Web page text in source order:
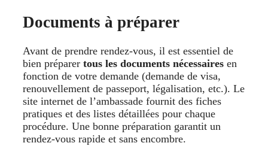
Documents à préparer
Avant de prendre rendez-vous, il est essentiel de
bien préparer tous les documents nécessaires en
fonction de votre demande (demande de visa,
renouvellement de passeport, légalisation, etc.). Le
site internet de l’ambassade fournit des fiches
pratiques et des listes détaillées pour chaque
procédure. Une bonne préparation garantit un
rendez-vous rapide et sans encombre.